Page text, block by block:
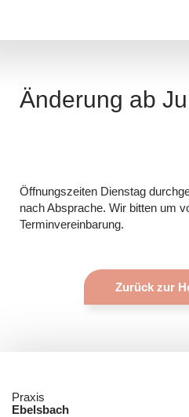
springen
Änderung ab
Öffnungszeiten Dienstag
nach Absprache. Wir bitten um
Terminvereinbarung.
Zurück zur
Praxis
Ebelsbach